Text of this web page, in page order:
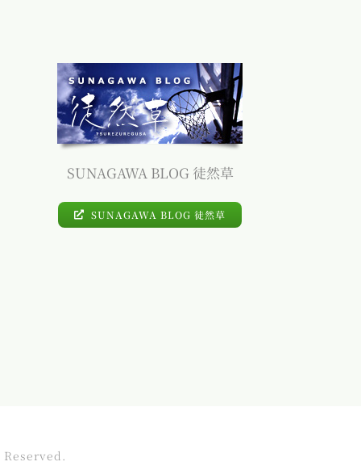
SUNAGAWA BLOG 徒然草
SUNAGAWA BLOG 徒然草